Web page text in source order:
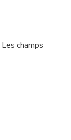
Les champs